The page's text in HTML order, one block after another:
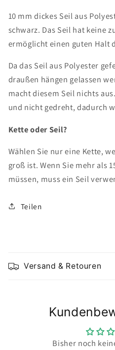
10 mm dickes Seil aus
schwarz. Das Seil hat keine
ermöglicht einen guten Halt
Da das Seil aus Polyester
draußen hängen gelassen
macht diesem Seil nichts
und nicht gedreht, dadurch
Kette oder Seil?
Wählen Sie nur eine Kette,
groß ist. Wenn Sie mehr als
müssen, muss ein Seil
Teilen
n
Versand & Retouren
Bisher noch